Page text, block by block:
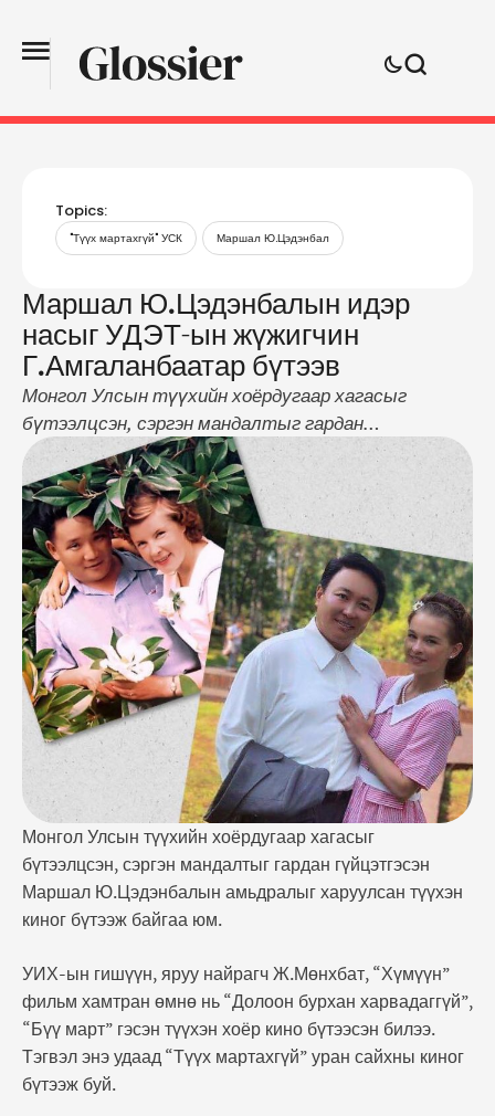
Topics:
"Түүх мартахгүй" УСК Маршал Ю.Цэдэнбал
Маршал Ю.Цэдэнбалын идэр
насыг УДЭТ-ын жүжигчин
Г.Амгаланбаатар бүтээв
Монгол Улсын түүхийн хоёрдугаар хагасыг
бүтээлцсэн, сэргэн мандалтыг гардан
гүйцэтгэсэн Маршал Ю.Цэдэнбалын амьдралыг
харуулсан түүхэн киног бүтээж байгаа юм. УИХ-
ын гишүүн, яруу найрагч Ж.Мөнхбат, “Хүмүүн”
фильм хамтран өмнө нь "Долоон бурхан
харвадаггүй", "Бүү март" гэсэн түүхэн хоёр кино
бүтээсэн билээ. Тэгвэл энэ удаад “Түүх
мартахгүй” уран сайхны киног бүтээж буй. "Түүх
мартахгүй" УСК-ны нэг онцлог …
Монгол Улсын түүхийн хоёрдугаар хагасыг
бүтээлцсэн, сэргэн мандалтыг гардан гүйцэтгэсэн
Маршал Ю.Цэдэнбалын амьдралыг харуулсан түүхэн
киног бүтээж байгаа юм.
УИХ-ын гишүүн, яруу найрагч Ж.Мөнхбат, “Хүмүүн”
фильм хамтран өмнө нь “Долоон бурхан харвадаггүй”,
“Бүү март” гэсэн түүхэн хоёр кино бүтээсэн билээ.
Тэгвэл энэ удаад “Түүх мартахгүй” уран сайхны киног
бүтээж буй.